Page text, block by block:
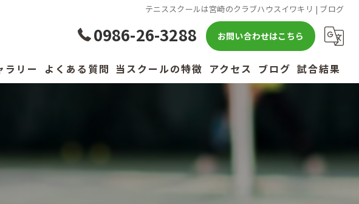
テニススクールは宮崎のクラブハウスイワキリ | ブログ
0986-26-3288 お問い合わせはこちら
ラリー よくある質問 当スクールの特徴
中学生
アクセス ブログ 試合結果